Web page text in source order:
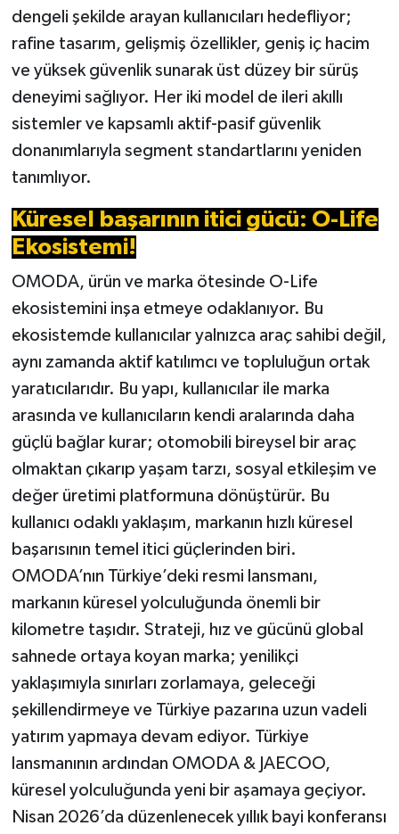
dengeli şekilde arayan kullanıcıları hedefliyor;
rafine tasarım, gelişmiş özellikler, geniş iç hacim
ve yüksek güvenlik sunarak üst düzey bir sürüş
deneyimi sağlıyor. Her iki model de ileri akıllı
sistemler ve kapsamlı aktif-pasif güvenlik
donanımlarıyla segment standartlarını yeniden
tanımlıyor.
Küresel başarının itici gücü: O-Life
Ekosistemi!
OMODA, ürün ve marka ötesinde O-Life
ekosistemini inşa etmeye odaklanıyor. Bu
ekosistemde kullanıcılar yalnızca araç sahibi değil,
aynı zamanda aktif katılımcı ve topluluğun ortak
yaratıcılarıdır. Bu yapı, kullanıcılar ile marka
arasında ve kullanıcıların kendi aralarında daha
güçlü bağlar kurar; otomobili bireysel bir araç
olmaktan çıkarıp yaşam tarzı, sosyal etkileşim ve
değer üretimi platformuna dönüştürür. Bu
kullanıcı odaklı yaklaşım, markanın hızlı küresel
başarısının temel itici güçlerinden biri.
OMODA’nın Türkiye’deki resmi lansmanı,
markanın küresel yolculuğunda önemli bir
kilometre taşıdır. Strateji, hız ve gücünü global
sahnede ortaya koyan marka; yenilikçi
yaklaşımıyla sınırları zorlamaya, geleceği
şekillendirmeye ve Türkiye pazarına uzun vadeli
yatırım yapmaya devam ediyor. Türkiye
lansmanının ardından OMODA & JAECOO,
küresel yolculuğunda yeni bir aşamaya geçiyor.
Nisan 2026’da düzenlenecek yıllık bayi konferansı